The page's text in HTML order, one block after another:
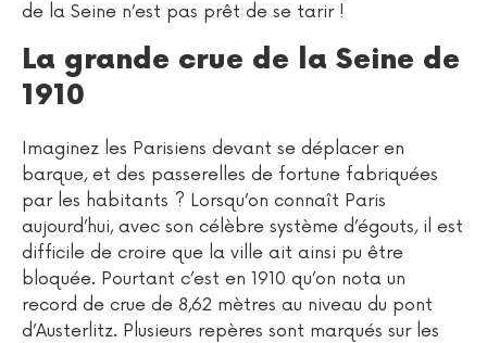
de la Seine n’est pas prêt de se tarir !
La grande crue de la Seine de
1910
Imaginez les Parisiens devant se déplacer en
barque, et des passerelles de fortune fabriquées
par les habitants ? Lorsqu’on connaît Paris
aujourd’hui, avec son célèbre système d’égouts, il est
difficile de croire que la ville ait ainsi pu être
bloquée. Pourtant c’est en 1910 qu’on nota un
record de crue de 8,62 mètres au niveau du pont
d’Austerlitz. Plusieurs repères sont marqués sur les